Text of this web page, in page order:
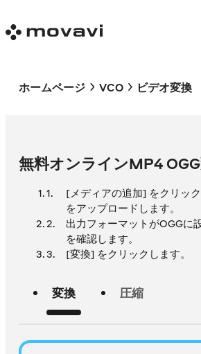
ホームページ VCO ビデオ変換
無料オンラインMP4
[メディアの追加] をクリッ
をアップロードします。
出力フォーマットがOGGに
を確認します。
[変換] をクリックします。
変換 圧縮